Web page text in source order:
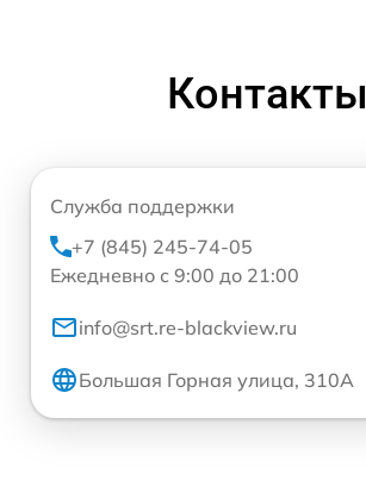
Контакты
Служба поддержки
+7 (845) 245-74-05
Ежедневно с 9:00 до 21:00
info@srt.re-blackview.ru
Большая Горная улица, 310А